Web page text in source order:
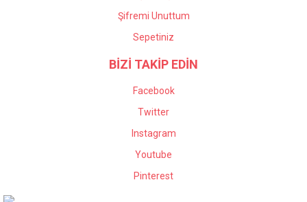
Şifremi Unuttum
Sepetiniz
BİZİ TAKİP EDİN
Facebook
Twitter
Instagram
Youtube
Pinterest